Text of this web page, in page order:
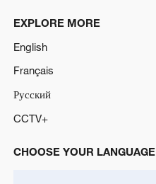
EXPLORE MORE
English
Français
Русский
CCTV+
CHOOSE YOUR LANGUAGE